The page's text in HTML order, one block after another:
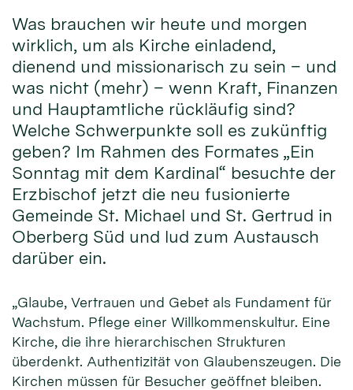
Was brauchen wir heute und morgen
wirklich, um als Kirche einladend,
dienend und missionarisch zu sein – und
was nicht (mehr) – wenn Kraft, Finanzen
und Hauptamtliche rückläufig sind?
Welche Schwerpunkte soll es zukünftig
geben? Im Rahmen des Formates „Ein
Sonntag mit dem Kardinal“ besuchte der
Erzbischof jetzt die neu fusionierte
Gemeinde St. Michael und St. Gertrud in
Oberberg Süd und lud zum Austausch
darüber ein.
„Glaube, Vertrauen und Gebet als Fundament für
Wachstum. Pflege einer Willkommenskultur. Eine
Kirche, die ihre hierarchischen Strukturen
überdenkt. Authentizität von Glaubenszeugen. Die
Kirchen müssen für Besucher geöffnet bleiben.